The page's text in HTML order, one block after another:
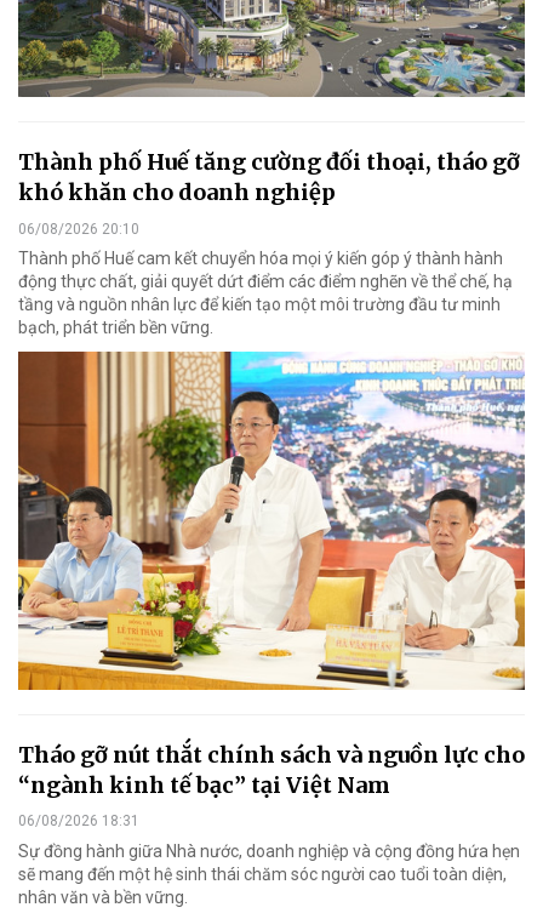
Thành phố Huế tăng cường đối thoại, tháo gỡ
khó khăn cho doanh nghiệp
06/08/2026 20:10
Thành phố Huế cam kết chuyển hóa mọi ý kiến góp ý thành hành
động thực chất, giải quyết dứt điểm các điểm nghẽn về thể chế, hạ
tầng và nguồn nhân lực để kiến tạo một môi trường đầu tư minh
bạch, phát triển bền vững.
Tháo gỡ nút thắt chính sách và nguồn lực cho
“ngành kinh tế bạc” tại Việt Nam
06/08/2026 18:31
Sự đồng hành giữa Nhà nước, doanh nghiệp và cộng đồng hứa hẹn
sẽ mang đến một hệ sinh thái chăm sóc người cao tuổi toàn diện,
nhân văn và bền vững.